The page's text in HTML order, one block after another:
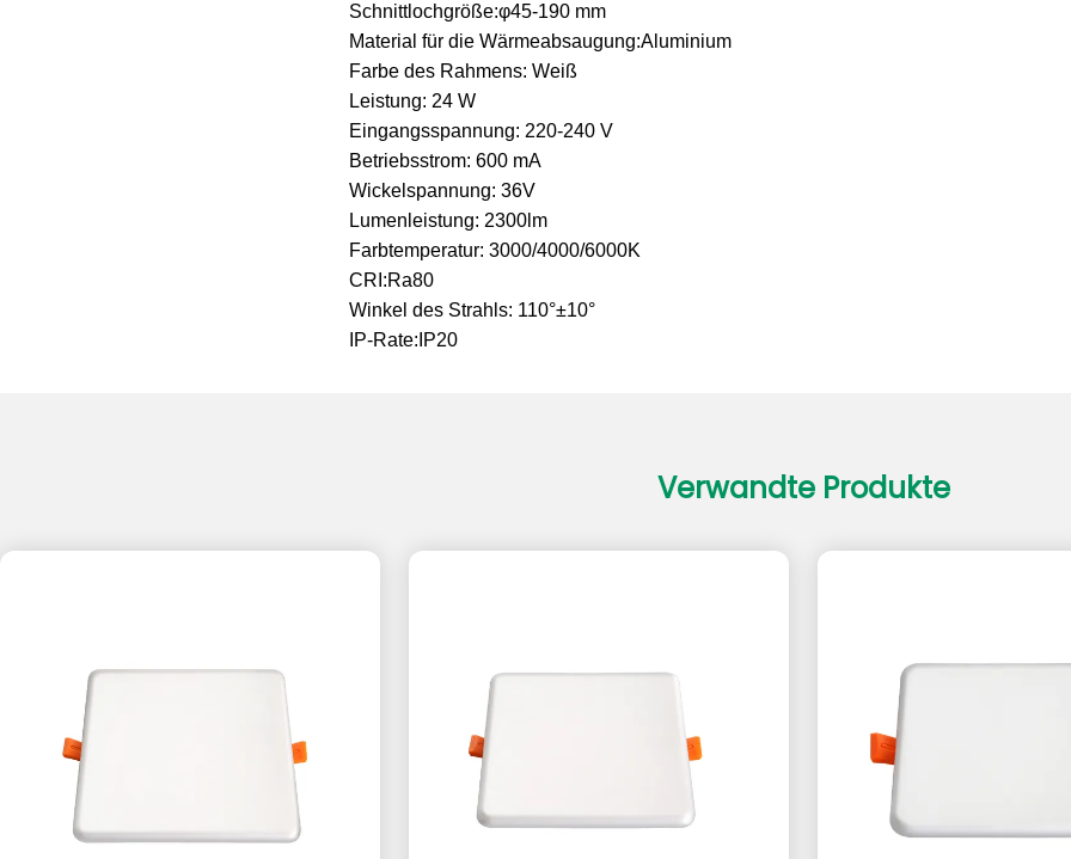
Schnittlochgröße:φ45-190 mm
Material für die Wärmeabsaugung:Aluminium
Farbe des Rahmens: Weiß
Leistung: 24 W
Eingangsspannung: 220-240 V
Betriebsstrom: 600 mA
Wickelspannung: 36V
Lumenleistung: 2300lm
Farbtemperatur: 3000/4000/6000K
CRI:Ra80
Winkel des Strahls: 110°±10°
IP-Rate:IP20
Verwandte Produkte